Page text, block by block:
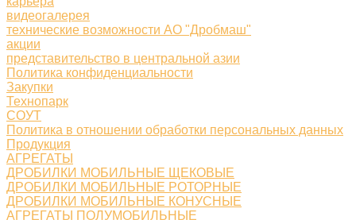
видеогалерея
технические возможности АО "Дробмаш"
акции
представительство в центральной азии
Политика конфиденциальности
Закупки
Технопарк
СОУТ
Политика в отношении обработки персональных данных
Продукция
АГРЕГАТЫ
ДРОБИЛКИ МОБИЛЬНЫЕ ЩЕКОВЫЕ
ДРОБИЛКИ МОБИЛЬНЫЕ РОТОРНЫЕ
ДРОБИЛКИ МОБИЛЬНЫЕ КОНУСНЫЕ
АГРЕГАТЫ ПОЛУМОБИЛЬНЫЕ